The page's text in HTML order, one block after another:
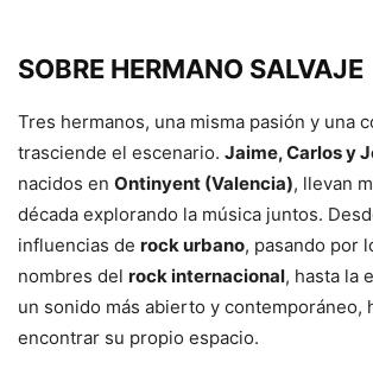
SOBRE HERMANO SALVAJE
Tres hermanos, una misma pasión y una
trasciende el escenario. Jaime, Carlos y
nacidos en Ontinyent (Valencia), llevan
década explorando la música juntos.
influencias de rock urbano, pasando por
nombres del rock internacional, hasta la
un sonido más abierto y contemporáneo,
encontrar su propio espacio.